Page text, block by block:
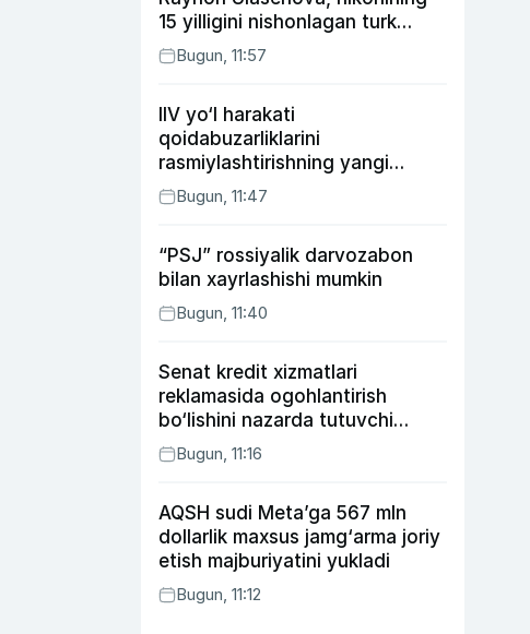
15 yilligini nishonlagan turk
aktyorlari va Kamelot qasriga
sayohat qilgan Zebo Rahimova
Bugun, 11:57
IIV yo‘l harakati
qoidabuzarliklarini
rasmiylashtirishning yangi
tartibini taklif qildi
Bugun, 11:47
“PSJ” rossiyalik darvozabon
bilan xayrlashishi mumkin
Bugun, 11:40
Senat kredit xizmatlari
reklamasida ogohlantirish
bo‘lishini nazarda tutuvchi
qonunni ma’qulladi
Bugun, 11:16
AQSH sudi Meta’ga 567 mln
dollarlik maxsus jamg‘arma joriy
etish majburiyatini yukladi
Bugun, 11:12